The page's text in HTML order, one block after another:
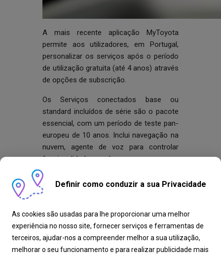
A mais recente aplicação MyToyota
permite aos utilizadores, em Portugal,
personalizar os serviços após o período
de utilização gratuita (até 4 anos) através
de opções de subscrição.
Os Serviços conectados base ou
standard incluídos de série são o pacote
essencial, com um período de teste pan-
europeu de 10 anos. Inclui navegação na
nuvem, agente de voz para controlar
funcionalidades do carro, como
navegação e climatização, atualizações
over THE air, bem como serviços na
aplicação MyToyota, como análise de
adicionais estão disponíveis como parte
de pacotes opcionais:
OIntelligent Voice Agentdesbloqueia uma
Definir como conduzir a sua Privacidade
As cookies são usadas para lhe proporcionar uma melhor
experiência no nosso site, fornecer serviços e ferramentas de
terceiros, ajudar-nos a compreender melhor a sua utilização,
melhorar o seu funcionamento e para realizar publicidade mais